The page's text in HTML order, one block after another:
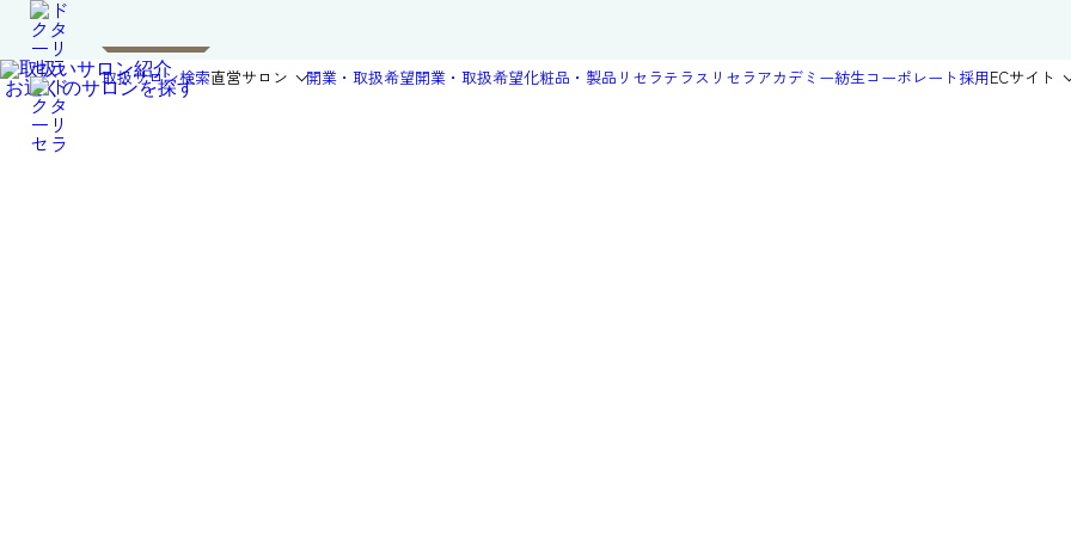
取扱サロン検索直営サロン 開業・取扱希望開業・取扱希望化粧品・製品 リセラテラス リセラアカデミー紡生コーポレート採用ECサイト
お近くのサロンを探す